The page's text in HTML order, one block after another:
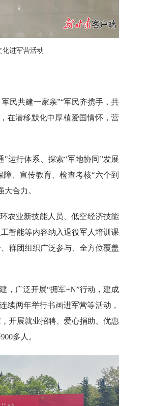
进军营活动
民共建一家亲”“军民齐携手，共
在潜移默化中厚植爱国情怀，营
运行体系、探索“军地协同”发展
、宣传教育、检查考核“六个到
合力。
农业新技能人员、低空经济技能
智能等内容纳入退役军人培训课
群团组织广泛参与、全方位覆盖
，广泛开展“拥军+N”行动，建成
续两年举行书画进军营等活动，
开展就业招聘、爱心捐助、优惠
多人。